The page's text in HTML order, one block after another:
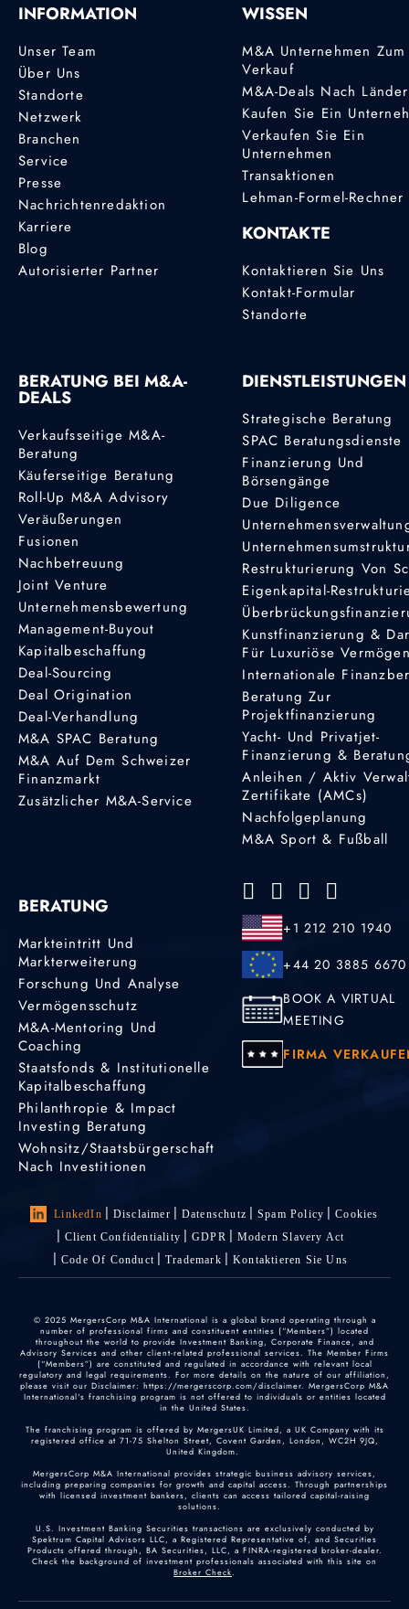
INFORMATION
Unser Team
Über Uns
Standorte
Netzwerk
Branchen
Service
Presse
Nachrichtenredaktion
Karriere
Blog
Autorisierter Partner
WISSEN
M&A Unternehmen Zum
Verkauf
M&A-Deals Nach
Kaufen Sie Ein
Verkaufen Sie Ein
Unternehmen
Transaktionen
Lehman-Formel-Rechner
KONTAKTE
Kontaktieren Sie Uns
Kontakt-Formular
Standorte
BERATUNG BEI M&A-
DEALS
Verkaufsseitige M&A-
Beratung
Käuferseitige Beratung
Roll-Up M&A Advisory
Veräußerungen
Fusionen
Nachbetreuung
Joint Venture
Unternehmensbewertung
Management-Buyout
Kapitalbeschaffung
Deal-Sourcing
Deal Origination
Deal-Verhandlung
M&A SPAC Beratung
M&A Auf Dem Schweizer
Finanzmarkt
Zusätzlicher M&A-Service
DIENSTLEISTUNGEN
Strategische Beratung
SPAC Beratungsdienste
Finanzierung Und
Börsengänge
Due Diligence
Restrukturierung Von
Eigenkapital-
Kunstfinanzierung &
Für Luxuriöse
Internationale
Beratung Zur
Projektfinanzierung
Yacht- Und Privatjet-
Finanzierung &
Anleihen / Aktiv
Zertifikate (AMCs)
Nachfolgeplanung
M&A Sport & Fußball
BERATUNG
Markteintritt Und
Markterweiterung
Forschung Und Analyse
Vermögensschutz
M&A-Mentoring Und
Coaching
Staatsfonds & Institutionelle
Kapitalbeschaffung
Philanthropie & Impact
Investing Beratung
Wohnsitz/Staatsbürgerschaft
Nach Investitionen
+1 212 210 1940
+44 20 3885 6670
BOOK A VIRTUAL
MEETING
FIRMA
LinkedIn Disclaimer Datenschutz Spam Policy
Cookies
Client Confidentiality
GDPR
Modern Slavery Act
Code Of Conduct
Trademark Kontaktieren Sie Uns
© 2025 MergersCorp M&A International is a global brand operating through a
number of professional firms and constituent entities (“Members”) located
throughout the world to provide Investment Banking, Corporate Finance, and
Advisory Services and other client-related professional services. The Member Firms
(“Members”) are constituted and regulated in accordance with relevant local
regulatory and legal requirements. For more details on the nature of our affiliation,
please visit our Disclaimer: https://mergerscorp.com/disclaimer. MergersCorp M&A
International's franchising program is not offered to individuals or entities located
in the United States.
The franchising program is offered by MergersUK Limited, a UK Company with its
registered office at 71-75 Shelton Street, Covent Garden, London, WC2H 9JQ,
United Kingdom.
MergersCorp M&A International provides strategic business advisory services,
including preparing companies for growth and capital access. Through partnerships
with licensed investment bankers, clients can access tailored capital-raising
solutions.
U.S. Investment Banking Securities transactions are exclusively conducted by
Spektrum Capital Advisors LLC, a Registered Representative of, and Securities
Products offered through, BA Securities, LLC, a FINRA-registered broker-dealer.
Check the background of investment professionals associated with this site on
Broker Check.